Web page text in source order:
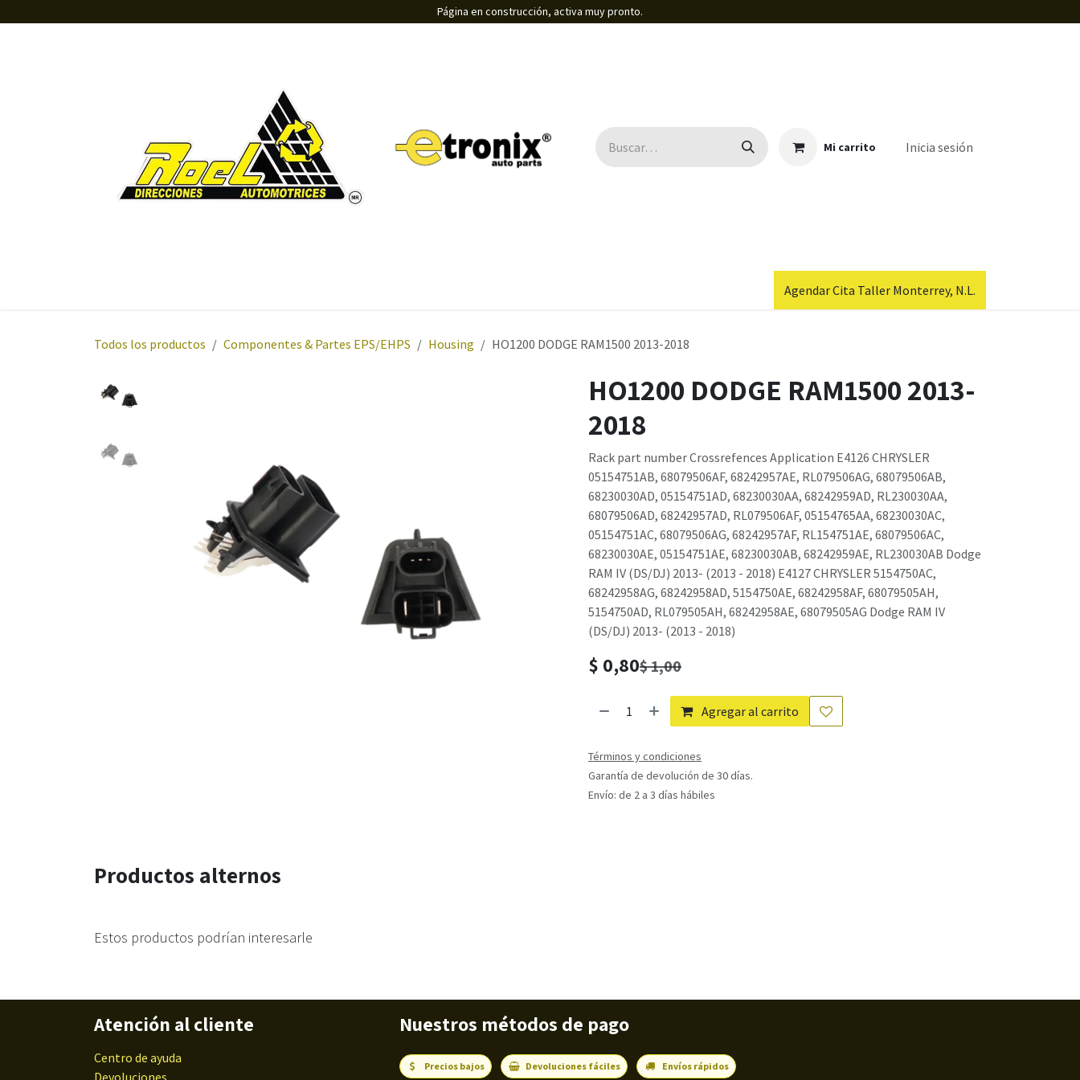
Página en construcción, activa muy pronto.
Mi carrito Inicia sesión
Agendar Cita Taller Monterrey, N.L.
Todos los productos Componentes & Partes EPS/EHPS Housing HO1200 DODGE RAM1500 2013-2018
HO1200 DODGE RAM1500 2013-
2018
Rack part number Crossrefences Application E4126 CHRYSLER
05154751AB, 68079506AF, 68242957AE, RL079506AG, 68079506AB,
68230030AD, 05154751AD, 68230030AA, 68242959AD, RL230030AA,
68079506AD, 68242957AD, RL079506AF, 05154765AA, 68230030AC,
05154751AC, 68079506AG, 68242957AF, RL154751AE, 68079506AC,
68230030AE, 05154751AE, 68230030AB, 68242959AE, RL230030AB Dodge
RAM IV (DS/DJ) 2013- (2013 - 2018) E4127 CHRYSLER 5154750AC,
68242958AG, 68242958AD, 5154750AE, 68242958AF, 68079505AH,
5154750AD, RL079505AH, 68242958AE, 68079505AG Dodge RAM IV
(DS/DJ) 2013- (2013 - 2018)
$ 0,80$1,00
Agregar al carrito
Términos y condiciones
Garantía de devolución de 30 días.
Envío: de 2 a 3 días hábiles
Productos alternos
Estos productos podrían interesarle
Atención al cliente
Centro de ayuda
Devoluciones
Nuestros métodos de pago
Precios bajos Devoluciones fáciles Envíos rápidos